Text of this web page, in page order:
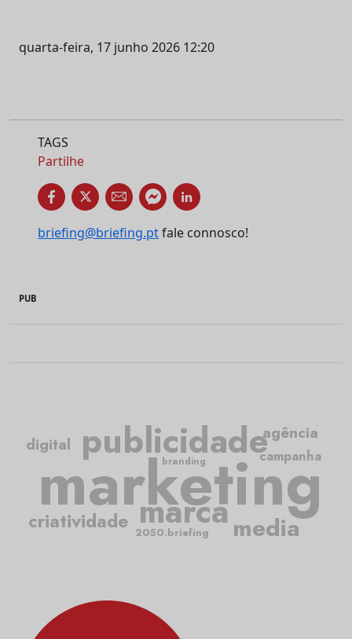
quarta-feira, 17 junho 2026 12:20
TAGS
Partilhe
briefing@briefing.ptfale connosco!
PUB
marketing
publicidade
marca
criatividade
campanha
media
agência
digital
2050.briefing
branding